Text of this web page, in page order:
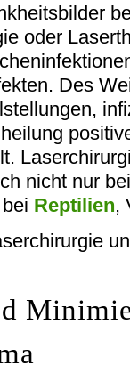
oder
Des
nicht nur
Reptilien,